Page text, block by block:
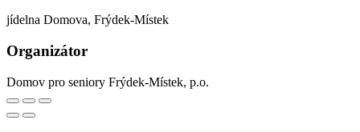
jídelna Domova, Frýdek-Místek
Organizátor
Domov pro seniory Frýdek-Místek, p.o.